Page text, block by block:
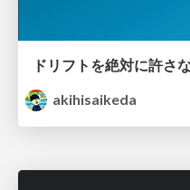
akihisaikeda